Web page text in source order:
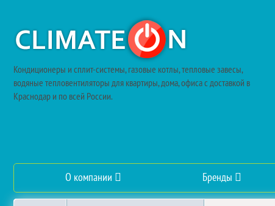
Кондиционеры и сплит-системы, газовые котлы, тепловые завесы,
водяные тепловентиляторы для квартиры, дома, офиса с доставкой в
Краснодар и по всей России.
О компании Бренды